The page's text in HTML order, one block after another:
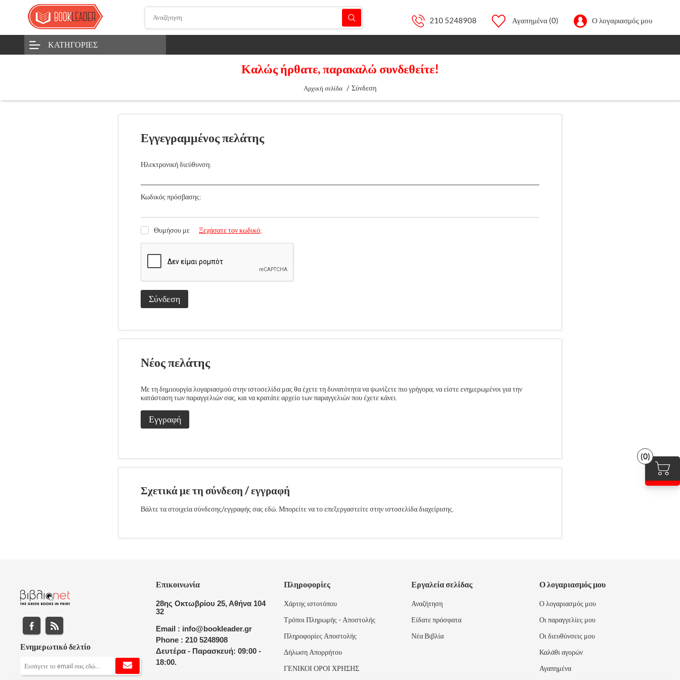
210 5248908 Αγαπημένα (0) Ο λογαριασμός μου
(0)
ΚΑΤΗΓΟΡΊΕΣ
Καλώς ήρθατε, παρακαλώ συνδεθείτε!
Αρχική σελίδα / Σύνδεση
Εγγεγραμμένος πελάτης
Ηλεκτρονική διεύθυνση:
Κωδικός πρόσβασης:
Θυμήσου με Ξεχάσατε τον κωδικό;
Σύνδεση
Νέος πελάτης
Με τη δημιουργία λογαριασμού στην ιστοσελίδα μας θα έχετε τη δυνατότητα να ψωνίζετε πιο γρήγορα, να είστε ενημερωμένοι για την
κατάσταση των παραγγελιών σας, και να κρατάτε αρχείο των παραγγελιών που έχετε κάνει.
Εγγραφή
Σχετικά με τη σύνδεση / εγγραφή
Βάλτε τα στοιχεία σύνδεσης/εγγραφής σας εδώ. Μπορείτε να το επεξεργαστείτε στην ιστοσελίδα διαχείρισης.
Ενημερωτικό δελτίο
Επικοινωνία
28ης Οκτωβρίου 25, Αθήνα 104
32
Email : info@bookleader.gr
Phone : 210 5248908
Δευτέρα - Παρασκευή: 09:00 -
18:00.
Πληροφορίες
Χάρτης ιστοτόπου
Τρόποι Πληρωμής - Αποστολής
Πληροφορίες Αποστολής
Δήλωση Απορρήτου
ΓΕΝΙΚΟΙ ΟΡΟΙ ΧΡΗΣΗΣ
Εργαλεία σελίδας
Αναζήτηση
Είδατε πρόσφατα
Νέα Βιβλία
Ο λογαριασμός μου
Ο λογαριασμός μου
Οι παραγγελίες μου
Οι διευθύνσεις μου
Καλάθι αγορών
Αγαπημένα